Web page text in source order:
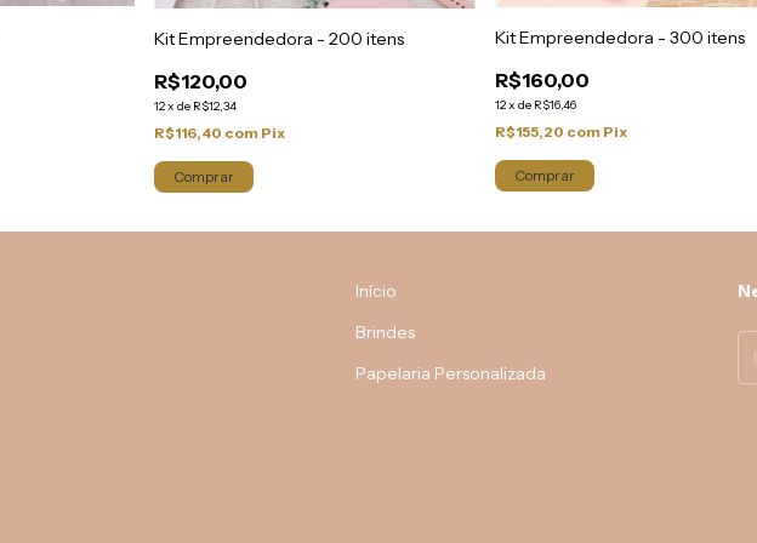
Kit Empreendedora - 200 itens
R$120,00
12x de R$12,34
R$116,40 com Pix
Kit Empreendedora - 300 itens
R$160,00
12x de R$16,46
R$155,20 com Pix
Início
Brindes
Papelaria Personalizada